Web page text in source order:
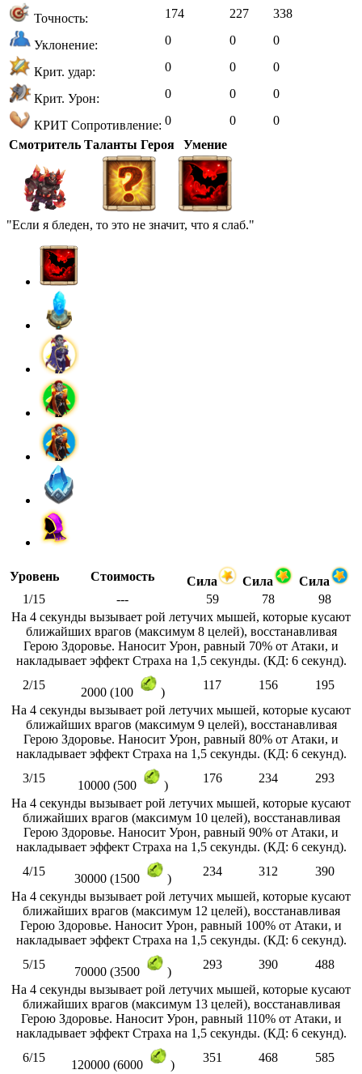
Точность: 174 227 338
Уклонение: 0 0 0
Крит. удар: 0 0 0
Крит. Урон: 0 0 0
КРИТ Сопротивление: 0 0
0
Смотритель Таланты Героя Умение
"Если я бледен, то это не значит, что я слаб."
Уровень Стоимость Сила Сила
Сила
1/15
--- 59 78
98
На 4 секунды вызывает рой летучих мышей, которые кусают
ближайших врагов (максимум 8 целей), восстанавливая
Герою Здоровье. Наносит Урон, равный 70% от Атаки, и
накладывает эффект Страха на 1,5 секунды. (КД: 6 секунд).
2/15
2000 (100 )
117 156
195
На 4 секунды вызывает рой летучих мышей, которые кусают
ближайших врагов (максимум 9 целей), восстанавливая
Герою Здоровье. Наносит Урон, равный 80% от Атаки, и
накладывает эффект Страха на 1,5 секунды. (КД: 6 секунд).
3/15
10000 (500 )
176 234
293
На 4 секунды вызывает рой летучих мышей, которые кусают
ближайших врагов (максимум 10 целей), восстанавливая
Герою Здоровье. Наносит Урон, равный 90% от Атаки, и
накладывает эффект Страха на 1,5 секунды. (КД: 6 секунд).
4/15
30000 (1500 )
234 312
390
На 4 секунды вызывает рой летучих мышей, которые кусают
ближайших врагов (максимум 12 целей), восстанавливая
Герою Здоровье. Наносит Урон, равный 100% от Атаки, и
накладывает эффект Страха на 1,5 секунды. (КД: 6 секунд).
5/15
70000 (3500 )
293 390
488
На 4 секунды вызывает рой летучих мышей, которые кусают
ближайших врагов (максимум 13 целей), восстанавливая
Герою Здоровье. Наносит Урон, равный 110% от Атаки, и
накладывает эффект Страха на 1,5 секунды. (КД: 6 секунд).
6/15
120000 (6000 )
351 468
585